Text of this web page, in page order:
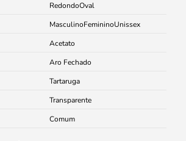
RedondoOval
MasculinoFemininoUnissex
Acetato
Aro Fechado
Tartaruga
Transparente
Comum